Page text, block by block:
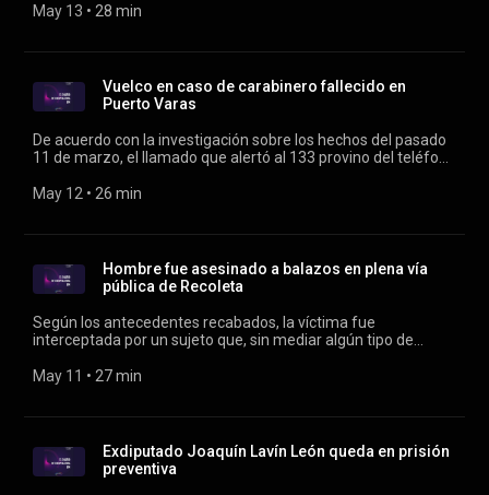
Gobierno, la que se debate en la Comisión de Hacienda del
May 13 • 28 min
Vuelco en caso de carabinero fallecido en
Puerto Varas
De acuerdo con la investigación sobre los hechos del pasado
11 de marzo, el llamado que alertó al 133 provino del teléfono
Franco y Rodrigo Vergara.
May 12 • 26 min
Hombre fue asesinado a balazos en plena vía
pública de Recoleta
Según los antecedentes recabados, la víctima fue
interceptada por un sujeto que, sin mediar algún tipo de
Verónica Franco y Rodrigo Vergara.
May 11 • 27 min
Exdiputado Joaquín Lavín León queda en prisión
preventiva